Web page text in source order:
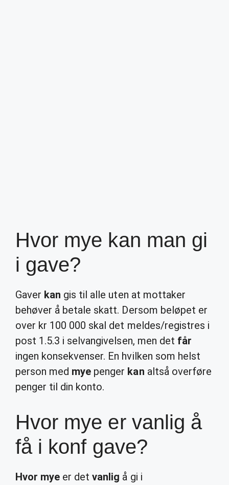
Hvor mye kan man gi
i gave?
Gaver kan gis til alle uten at mottaker
behøver å betale skatt. Dersom beløpet er
over kr 100 000 skal det meldes/registres i
post 1.5.3 i selvangivelsen, men det får
ingen konsekvenser. En hvilken som helst
person med mye penger kan altså overføre
penger til din konto.
Hvor mye er vanlig å
få i konf gave?
Hvor mye er detvanlig å gi i